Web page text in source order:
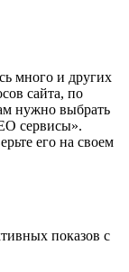
много и других
сайта, по
нужно выбрать
сервисы».
его на своем
показов с